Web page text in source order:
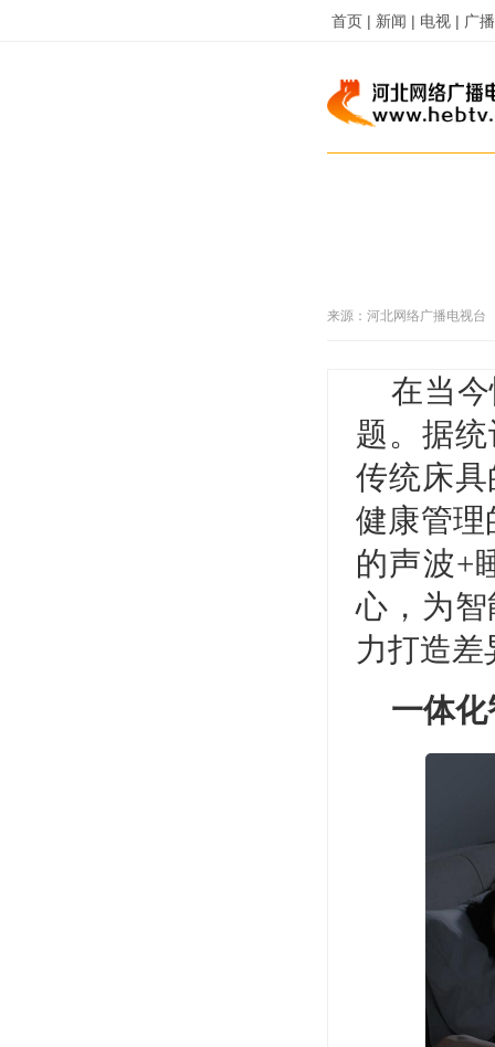
首页 | 新闻 | 电视 | 广
来源： 河北网络广播电视台
在当
题。据
传统床
健康管理
的声波+
心，为
力打造差
一体